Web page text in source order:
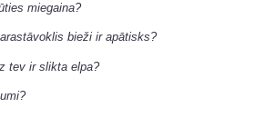
miegaina?
bieži ir apātisks?
tev ir slikta elpa?